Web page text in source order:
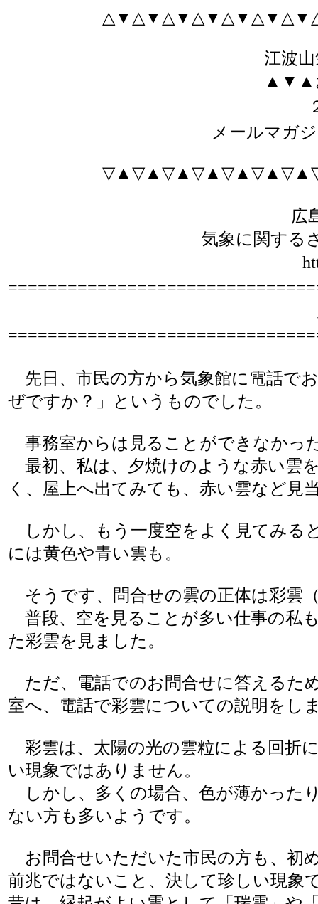
江波
▲▼▲
メールマガ
広
気象に関する
先日、市民の方から気象館に電話で
ぜですか？」というものでした。
事務室からは見ることができなかっ
最初、私は、夕焼けのような赤い雲
く、屋上へ出てみても、赤い雲など見
しかし、もう一度空をよく見てみる
には黄色や青い雲も。
そうです、問合せの雲の正体は彩雲
普段、空を見ることが多い仕事の私
た彩雲を見ました。
ただ、電話でのお問合せに答えるた
室へ、電話で彩雲についての説明をし
彩雲は、太陽の光の雲粒による回折
い現象ではありません。
しかし、多くの場合、色が薄かった
ない方も多いようです。
お問合せいただいた市民の方も、初
前兆ではないこと、決して珍しい現象